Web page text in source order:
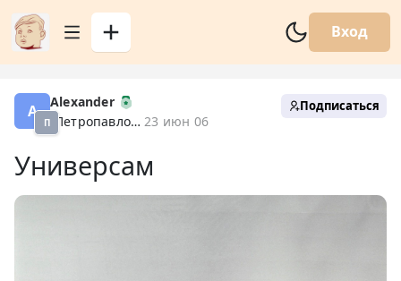
Вход
A
П
Alexander
Петропавловск XX 23 июн 06
Подписаться
Универсам